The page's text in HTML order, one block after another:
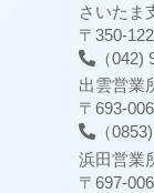
さいたま
〒350-
（042)
出雲営業
〒693-
（
浜田営業
〒697-